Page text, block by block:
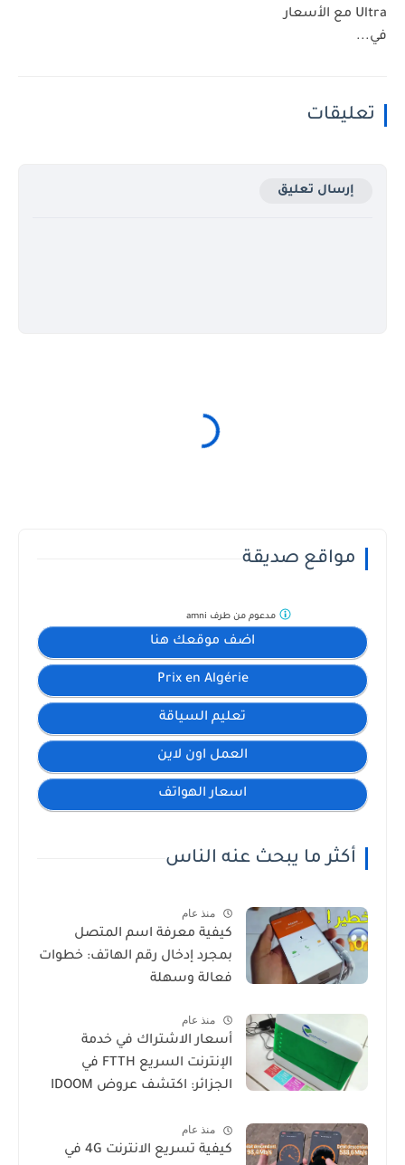
Ultra مع الأسعار
في...
تعليقات
إرسال تعليق
مواقع صديقة
اضف موقعك هنا
Prix en Algérie
تعليم السياقة
العمل اون لاين
اسعار الهواتف
مدعوم من طرف amni
أكثر ما يبحث عنه الناس
منذ عام
كيفية معرفة اسم المتصل
بمجرد إدخال رقم الهاتف: خطوات
فعالة وسهلة
منذ عام
أسعار الاشتراك في خدمة
الإنترنت السريع FTTH في
الجزائر: اكتشف عروض IDOOM
منذ عام
كيفية تسريع الانترنت 4G في